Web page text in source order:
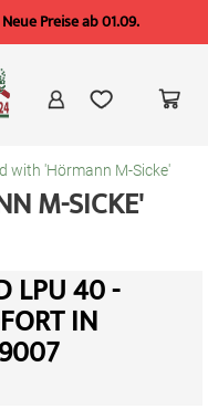
Preise ab 01.09.
with 'Hörmann M-Sicke'
M-SICKE'
LPU 40 -
IN